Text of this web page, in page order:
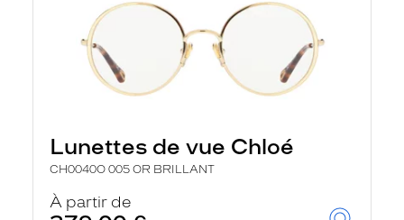
Lunettes de vue Chloé
CH0040O 005 OR BRILLANT
À partir de